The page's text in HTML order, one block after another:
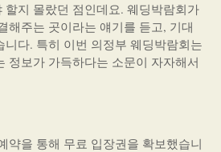
할지 몰랐던 점인데요. 웨딩박람회가
해주는 곳이라는 얘기를 듣고, 기대
니다. 특히 이번 의정부 웨딩박람회는
정보가 가득하다는 소문이 자자해서
약을 통해 무료 입장권을 확보했습니